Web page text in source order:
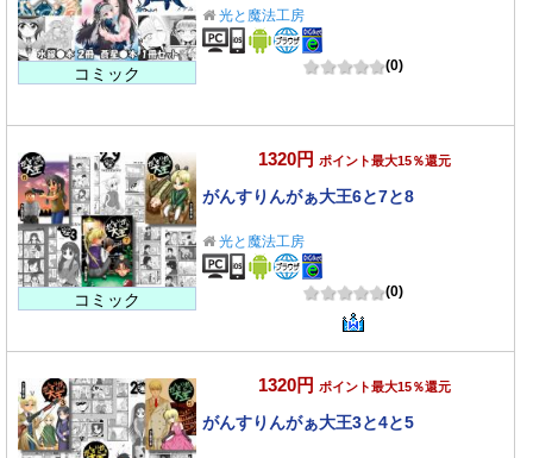
コミック
光と魔法工房
(0)
コミック
1320円 ポイント最大15％還元
がんすりんがぁ大王6と7と8
光と魔法工房
(0)
1320円 ポイント最大15％還元
がんすりんがぁ大王3と4と5